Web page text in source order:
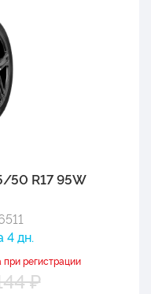
50 R17 95W
4 дн.
при регистрации
₽